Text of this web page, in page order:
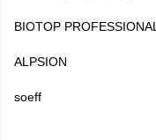
BIOTOP PROFESSIONAL
ALPSION
soeff